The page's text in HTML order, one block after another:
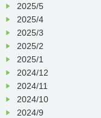
2025/5
2025/4
2025/3
2025/2
2025/1
2024/12
2024/11
2024/10
2024/9